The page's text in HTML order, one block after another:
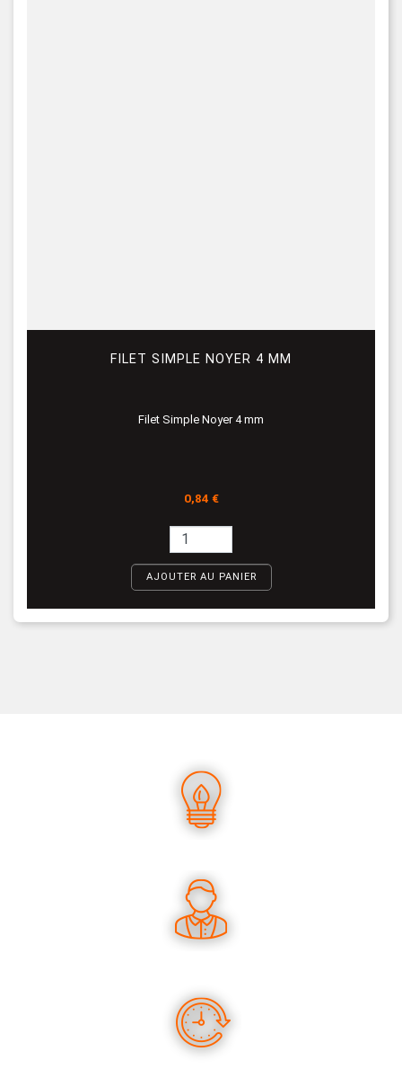
FILET SIMPLE NOYER 4 MM
Filet Simple Noyer 4 mm
Prix
0,84 €
AJOUTER AU PANIER